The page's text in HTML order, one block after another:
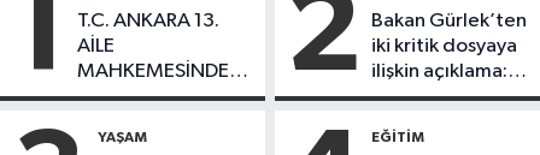
1
T.C. ANKARA 13.
AİLE
MAHKEMESİNDEN
İLANEN TEBLİGAT
2
Bakan Gürlek’ten
iki kritik dosyaya
ilişkin açıklama:
Ölümlerin
ortaya çıktı
YAŞAM EĞITIM